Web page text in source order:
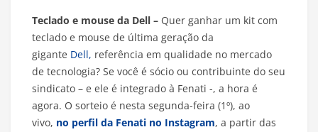
Teclado e mouse da Dell – Quer ganhar um kit com
teclado e mouse de última geração da
gigante Dell, referência em qualidade no mercado
de tecnologia? Se você é sócio ou contribuinte do seu
sindicato – e ele é integrado à Fenati -, a hora é
agora. O sorteio é nesta segunda-feira (1º), ao
vivo, no perfil da Fenati no Instagram, a partir das